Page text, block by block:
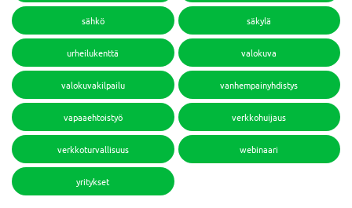
sähkö säkylä
urheilukenttä valokuva
valokuvakilpailu vanhempainyhdistys
vapaaehtoistyö verkkohuijaus
verkkoturvallisuus webinaari
yritykset